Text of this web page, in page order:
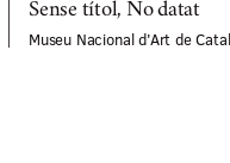
Sense títol, No datat
Museu Nacional d'Art de